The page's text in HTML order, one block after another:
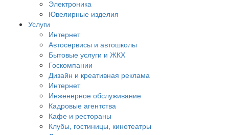
Электроника
Ювелирные изделия
Услуги
Интернет
Автосервисы и автошколы
Бытовые услуги и ЖКХ
Госкомпании
Дизайн и креативная реклама
Интернет
Инженерное обслуживание
Кадровые агентства
Кафе и рестораны
Клубы, гостиницы, кинотеатры